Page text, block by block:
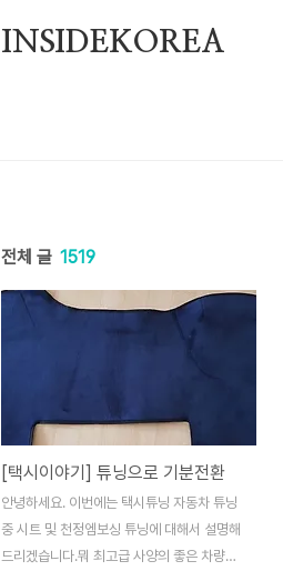
INSIDEKOREA
전체 글 1519
[택시이야기] 튜닝으로 기분전환
안녕하세요. 이번에는 택시튜닝 자동차 튜닝
중 시트 및 천정엠보싱 튜닝에 대해서 설명해
드리겠습니다.뭐 최고급 사양의 좋은 차량은